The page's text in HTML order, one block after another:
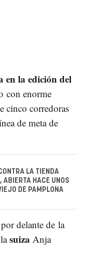
en la edición del
con enorme
cinco corredoras
de meta de
LA TIENDA
HACE UNOS
DE PAMPLONA
delante de la
suiza Anja